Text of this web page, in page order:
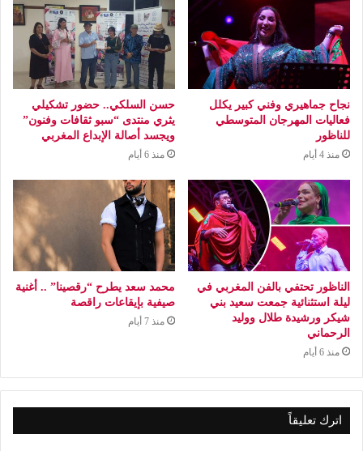
نجاح جماهيري وفني كبير يكلل
فعاليات المهرجان المتوسطي
للناظور
منذ 4 أيام
حسن السلكي.. حضور تشكيلي
يثري منتدى “سبو ثقافات وفنون”
ويجسد أصالة الإبداع المغربي
منذ 6 أيام
الناظور تحتفي بالفن المغربي في
ليلة استثنائية جمعت سعيد بني
شيكر ورشيدة طلال ووليد
الرحماني
منذ 6 أيام
محمد سعد يطرح “رقصينا” .. أغنية
صيفية بإيقاعات راقصة
منذ 7 أيام
اترك تعليقاً